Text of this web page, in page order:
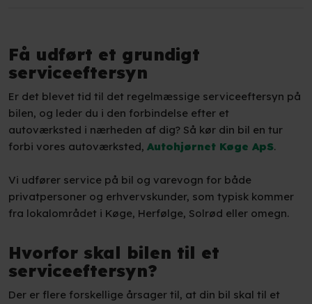
Få udført et grundigt
serviceeftersyn
Er det blevet tid til det regelmæssige serviceeftersyn på
bilen, og leder du i den forbindelse efter et
autoværksted i nærheden af dig? Så kør din bil en tur
forbi vores autoværksted, Autohjørnet Køge ApS.
Vi udfører service på bil og varevogn for både
privatpersoner og erhvervskunder, som typisk kommer
fra lokalområdet i Køge, Herfølge, Solrød eller omegn.
Hvorfor skal bilen til et
serviceeftersyn?
Der er flere forskellige årsager til, at din bil skal til et